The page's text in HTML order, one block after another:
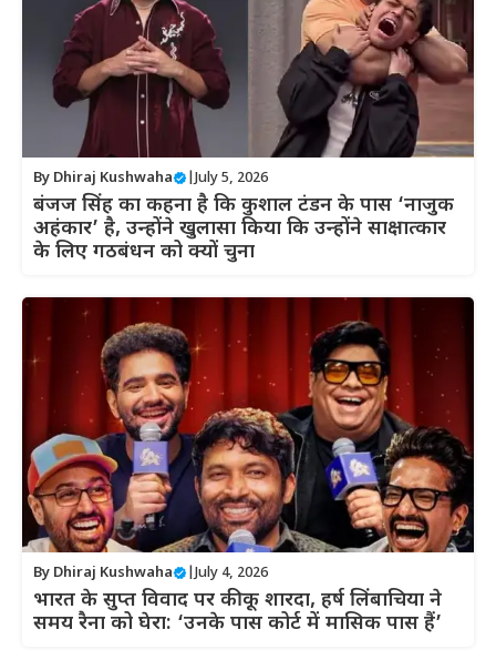
By Dhiraj Kushwaha July 5, 2026
बंजज सिंह का कहना है कि कुशाल टंडन के पास ‘नाजुक
अहंकार’ है, उन्होंने खुलासा किया कि उन्होंने साक्षात्कार
के लिए गठबंधन को क्यों चुना
By Dhiraj Kushwaha July 4, 2026
भारत के सुप्त विवाद पर कीकू शारदा, हर्ष लिंबाचिया ने
समय रैना को घेरा: ‘उनके पास कोर्ट में मासिक पास हैं’